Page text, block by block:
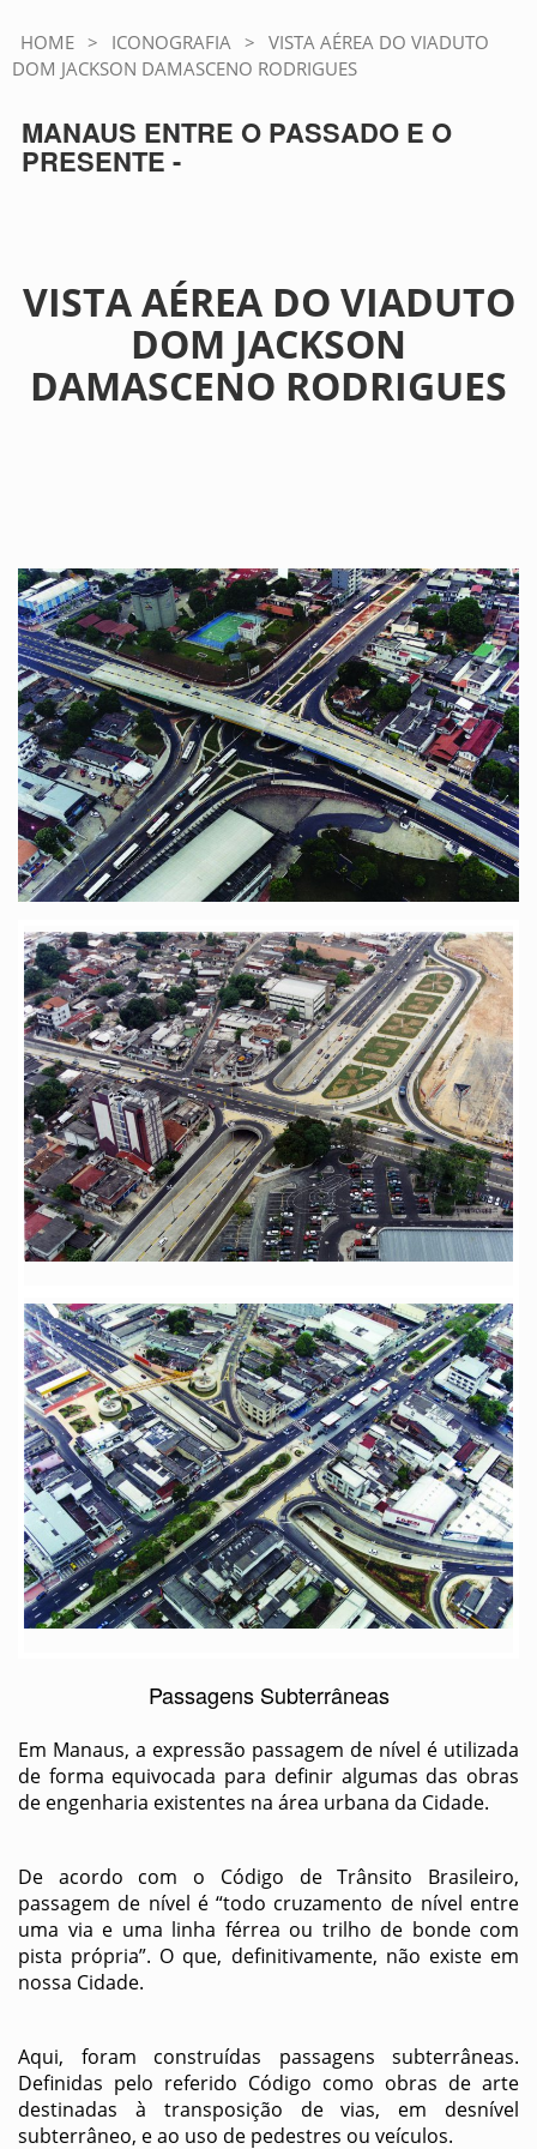
HOME > ICONOGRAFIA > VISTA AÉREA DO VIADUTO
DOM JACKSON DAMASCENO RODRIGUES
MANAUS ENTRE O PASSADO E O
PRESENTE -
VISTA AÉREA DO VIADUTO
DOM JACKSON
DAMASCENO RODRIGUES
Passagens Subterrâneas
Em Manaus, a expressão passagem de nível é utilizada
de forma equivocada para definir algumas das obras
de engenharia existentes na área urbana da Cidade.
De acordo com o Código de Trânsito Brasileiro,
passagem de nível é “todo cruzamento de nível entre
uma via e uma linha férrea ou trilho de bonde com
pista própria”. O que, definitivamente, não existe em
nossa Cidade.
Aqui, foram construídas passagens subterrâneas.
Definidas pelo referido Código como obras de arte
destinadas à transposição de vias, em desnível
subterrâneo, e ao uso de pedestres ou veículos.